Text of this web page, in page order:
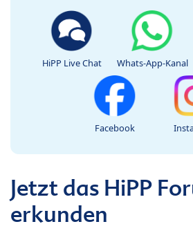
HiPP Live Chat Whats-App-Kanal
Facebook
Jetzt das HiPP
erkunden